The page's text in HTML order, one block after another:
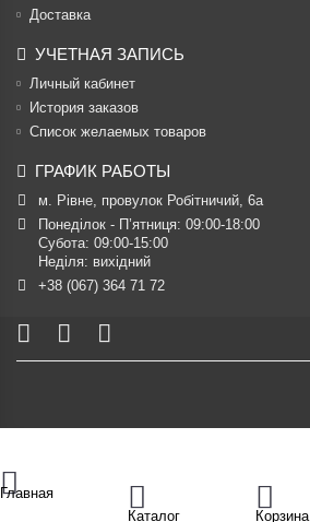
Доставка
УЧЕТНАЯ ЗАПИСЬ
Личный кабинет
История заказов
Список желаемых товаров
ГРАФИК РАБОТЫ
м. Рівне, провулок Робітничий, 6а
Понеділок - П’ятниця: 09:00-18:00
Субота: 09:00-15:00
Неділя: вихідний
+38 (067) 364 71 72
Главная
Каталог
Корзина